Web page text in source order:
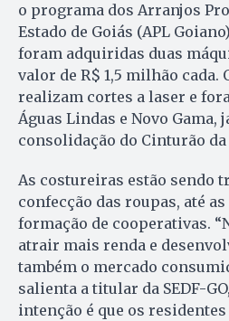
o programa dos Arranjos
Estado de Goiás (APL
foram adquiridas duas
valor de R$ 1,5 milhão cada.
realizam cortes a laser e
Águas Lindas e Novo Gama,
consolidação do Cinturão
As costureiras estão sendo
confecção das roupas, até as
formação de cooperativas.
atrair mais renda e
também o mercado
salienta a titular da SEDF-
intenção é que os